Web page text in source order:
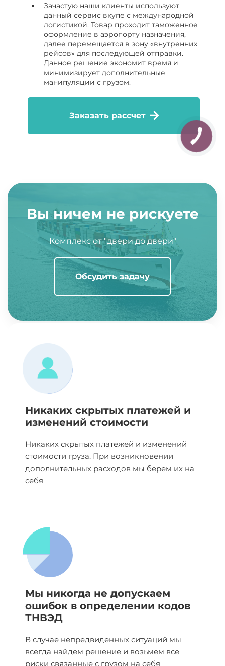
Зачастую наши клиенты используют
данный сервис вкупе с международной
логистикой. Товар проходит таможенное
оформление в аэропорту назначения,
далее перемещается в зону «внутренних
рейсов» для последующей отправки.
Данное решение экономит время и
минимизирует дополнительные
манипуляции с грузом.
Заказать рассчет
Вы ничем не рискуете
Комплекс от "двери до двери"
Обсудить задачу
Никаких скрытых платежей и
изменений стоимости
Никаких скрытых платежей и изменений
стоимости груза. При возникновении
дополнительных расходов мы берем их на
себя
Мы никогда не допускаем
ошибок в определении кодов
ТНВЭД
В случае непредвиденных ситуаций мы
всегда найдем решение и возьмем все
риски связанные с грузом на себя